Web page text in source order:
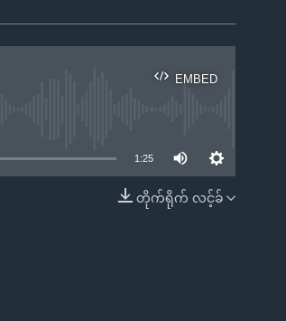
ရေဒီယိုတိုက်ရိုက်နားဆင်ရန်
EMBED
EMBED
1:25
တိုက်ရိုက် လင့်ခ်